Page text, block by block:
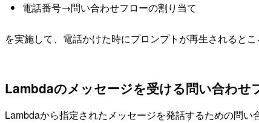
電話番号→問い合わせフローの割り当て
を実施して、電話かけた時にプロンプトが再生されるとこ
Lambdaのメッセージを受ける問い合わせ
Lambdaから指定されたメッセージを発話するための問い